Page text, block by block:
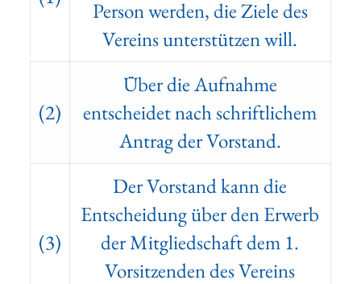
Person werden, die Ziele des
Vereins unterstützen will.
(2)
Über die Aufnahme
entscheidet nach schriftlichem
Antrag der Vorstand.
(3)
Der Vorstand kann die
Entscheidung über den Erwerb
der Mitgliedschaft dem 1.
Vorsitzenden des Vereins